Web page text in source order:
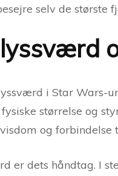
selv de største
i Star Wars-
størrelse og
og forbindelse
er dets håndtag. I